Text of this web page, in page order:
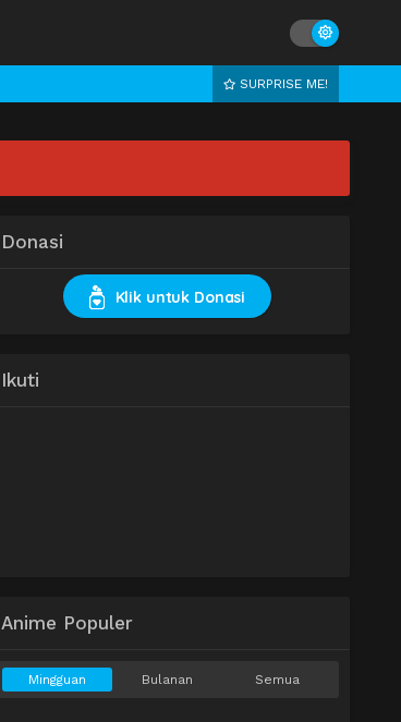
SURPRISE ME!
Donasi
Klik untuk Donasi
Ikuti
Anime Populer
Mingguan Bulanan Semua